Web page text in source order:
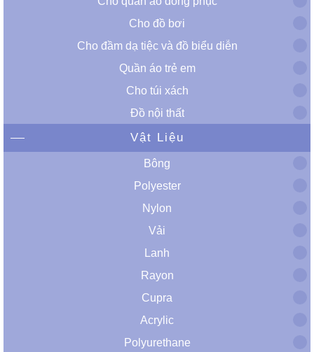
Cho đồ bơi
Cho đầm dạ tiệc và đồ biểu diễn
Quần áo trẻ em
Cho túi xách
Đồ nội thất
Vật Liệu
Bông
Polyester
Nylon
Vải
Lanh
Rayon
Cupra
Acrylic
Polyurethane